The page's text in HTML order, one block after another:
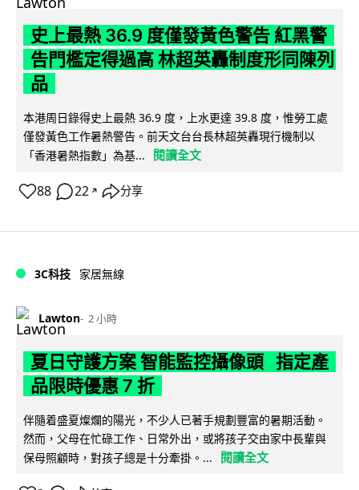
史上最熱 36.9 度僅發黃色警告 紅黑警
告門檻定得過高 林超英轟制度形同陳列
品
本港周日錄得史上最熱 36.9 度，上水更達 39.8 度，惟勞工處
僅發黃色工作暑熱警告。前天文台台長林超英轟現行機制以
「香港暑熱指數」為基...
閱讀全文
88 22 ↗ 分享
3C科技 家居無線
Lawton 2 小時
夏日守護方案 智能監控攝像頭 指定產
品限時優惠 7 折
伴隨着盛夏燦爛的陽光，不少人已著手規劃豐富的暑期活動。
然而，父母在忙碌工作、日常外出，或將孩子交由家中長輩與
保母照顧時，對孩子總是十分牽掛。...
閱讀全文